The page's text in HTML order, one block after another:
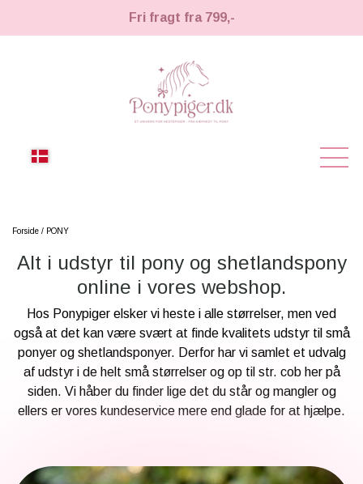
Fri fragt fra 799,-
KÆPHESTE
KÆPHESTE
STRIGLER & TILBEHØR
UDSTYR & TILBEHØR
FODER & TILBEHØR
LEMIEUX TOY PONY
KÆPHESTE & TILBEHØR
LEMIEUX MINI TOY PONY & TILBEHØR
HESTEBAMSER
PONY
Forside PONY
Alt i udstyr til pony og shetlandspony
online i vores webshop.
Hos Ponypiger elsker vi heste i alle størrelser, men ved
også at det kan være svært at finde kvalitets udstyr til små
ponyer og shetlandsponyer. Derfor har vi samlet et udvalg
af udstyr i de helt små størrelser og op til str. cob her på
siden. Vi håber du finder lige det du står og mangler og
ellers er vores kundeservice mere end glade for at hjælpe.